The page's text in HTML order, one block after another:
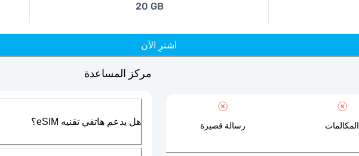
20 GB
اشترِ الآن
المكالمات رسالة قصيرة
مركز المساعدة
هل يدعم هاتفي تقنيه eSIM؟